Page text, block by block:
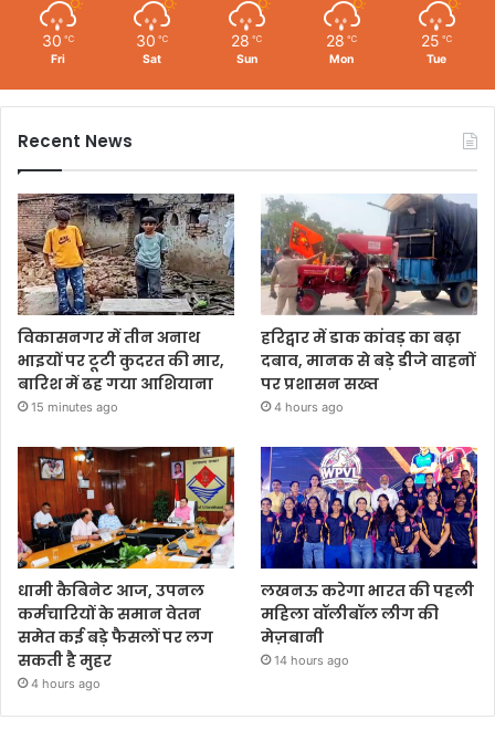
30 ℃
Fri
30 ℃
Sat
28 ℃
Sun
28 ℃
Mon
25 ℃
Tue
Recent News
विकासनगर में तीन अनाथ
भाइयों पर टूटी कुदरत की मार,
बारिश में ढह गया आशियाना
15 minutes ago
हरिद्वार में डाक कांवड़ का बढ़ा
दबाव, मानक से बड़े डीजे वाहनों
पर प्रशासन सख्त
4 hours ago
धामी कैबिनेट आज, उपनल
कर्मचारियों के समान वेतन
समेत कई बड़े फैसलों पर लग
सकती है मुहर
4 hours ago
लखनऊ करेगा भारत की पहली
महिला वॉलीबॉल लीग की
मेज़बानी
14 hours ago